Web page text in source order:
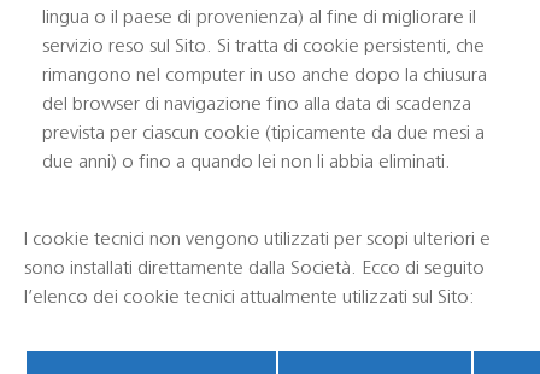
lingua o il paese di provenienza) al fine di migliorare il
servizio reso sul Sito. Si tratta di cookie persistenti, che
rimangono nel computer in uso anche dopo la chiusura
del browser di navigazione fino alla data di scadenza
prevista per ciascun cookie (tipicamente da due mesi a
due anni) o fino a quando lei non li abbia eliminati.
I cookie tecnici non vengono utilizzati per scopi ulteriori e
sono installati direttamente dalla Società. Ecco di seguito
l’elenco dei cookie tecnici attualmente utilizzati sul Sito: